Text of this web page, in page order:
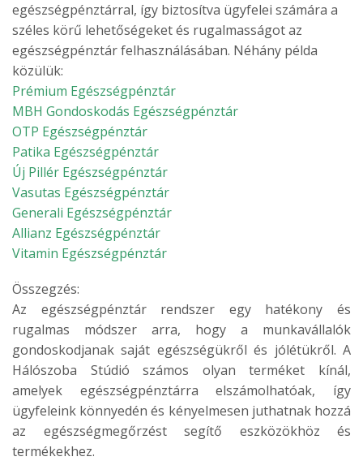
egészségpénztárral, így biztosítva ügyfelei számára a
széles körű lehetőségeket és rugalmasságot az
egészségpénztár felhasználásában. Néhány példa
közülük:
Prémium Egészségpénztár
MBH Gondoskodás Egészségpénztár
OTP Egészségpénztár
Patika Egészségpénztár
Új Pillér Egészségpénztár
Vasutas Egészségpénztár
Generali Egészségpénztár
Allianz Egészségpénztár
Vitamin Egészségpénztár
Összegzés:
Az egészségpénztár rendszer egy hatékony és
rugalmas módszer arra, hogy a munkavállalók
gondoskodjanak saját egészségükről és jólétükről. A
Hálószoba Stúdió számos olyan terméket kínál,
amelyek egészségpénztárra elszámolhatóak, így
ügyfeleink könnyedén és kényelmesen juthatnak hozzá
az egészségmegőrzést segítő eszközökhöz és
termékekhez.